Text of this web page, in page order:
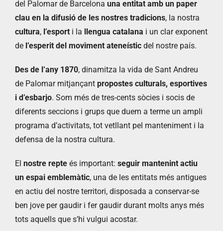
del Palomar de Barcelona una entitat amb un paper
clau en la difusió de les nostres tradicions, la nostra
cultura,l’esporti la llengua catalana i un clar exponent
de l’esperit del moviment ateneísticdel nostre país.
Des de l’any 1870, dinamitza la vida de Sant Andreu
de Palomar mitjançant propostes culturals, esportives
i d’esbarjo. Som més de tres-cents sòcies i socis de
diferents seccions i grups que duem a terme un ampli
programa d’activitats, tot vetllant pel manteniment i la
defensa de la nostra cultura.
El nostre repteés important: seguir mantenint actiu
un espai emblemàtic, una de les entitats més antigues
en actiu del nostre territori, disposada a conservar-se
ben jove per gaudir i fer gaudir durant molts anys més
tots aquells que s’hi vulgui acostar.